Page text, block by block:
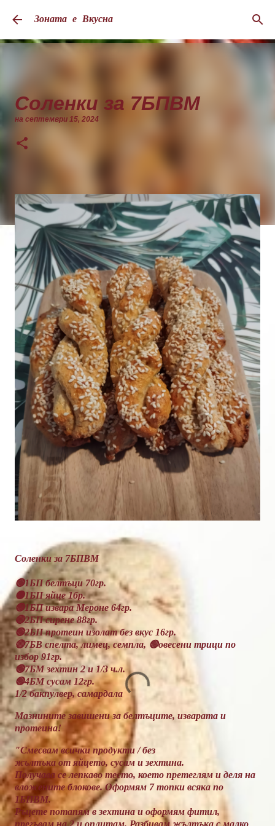
Пропускане към основното съдържание
Зоната е Вкусна
Соленки за 7БПВМ
на септември 15, 2024
Соленки за 7БПВМ
🟢1БП белтъци 70гр.
🟠1БП яйце 1бр.
🟢1БП извара Мероне 64гр.
🔴2БП сирене 88гр.
🟢2БП протеин изолат без вкус 16гр.
🔴7БВ спелта, лимец, семпла, 🟢овесени трици по
избор 91гр.
🟢7БМ зехтин 2 и 1/3 ч.л.
🟢4БМ сусам 12гр.
1/2 бакпулвер, самардала
Мазнините завишени за белтъците, изварата и
протеина!
"Смесвам всички продукти / без
жълтъка от яйцето, сусам и зехтина.
Получава се лепкаво тесто, което претеглям и деля на
вложените блокове. Оформям 7 топки всяка по
1БПВМ.
Ръцете потапям в зехтина и оформям фитил,